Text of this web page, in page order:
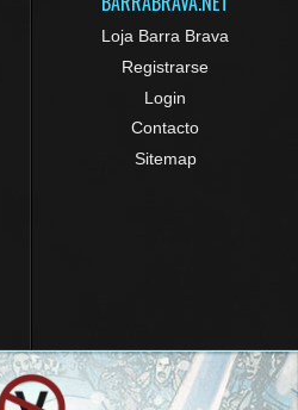
Loja Barra Brava
Registrarse
Login
Contacto
Sitemap